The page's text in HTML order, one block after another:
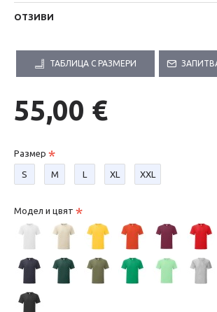
ОТЗИВИ
ТАБЛИЦА С РАЗМЕРИ
55,00 €
Размер
S М L XL XXL
Модел и цвят